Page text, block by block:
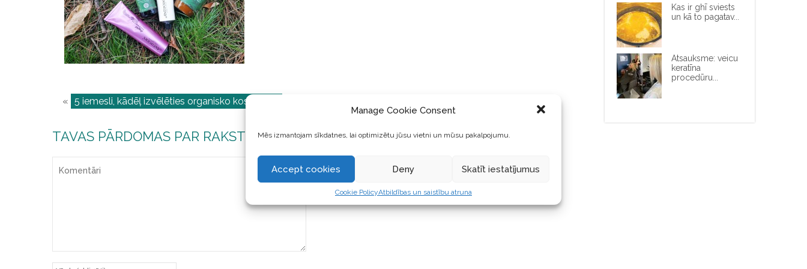
Manage Cookie Consent
Mēs izmantojam sīkdatnes, lai optimizētu jūsu vietni un mūsu pakalpojumu.
Accept cookies Deny Skatīt iestatījumus
Cookie PolicyAtbildības un saistību atruna
« 5 iemesli, kādēļ izvēlēties organisko kosmētiku
TAVAS PĀRDOMAS PAR RAKSTU
Kas ir ghī sviests
un kā to pagatav...
Atsauksme: veicu
keratīna
procedūru...